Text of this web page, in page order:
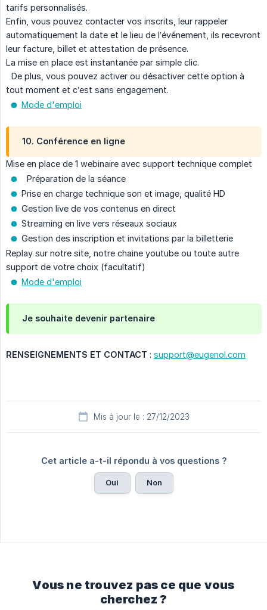
tarifs personnalisés.
Enfin, vous pouvez contacter vos inscrits, leur rappeler
automatiquement la date et le lieu de l’événement, ils recevront
leur facture, billet et attestation de présence.
La mise en place est instantanée par simple clic.
De plus, vous pouvez activer ou désactiver cette option à
tout moment et c’est sans engagement.
Mode d'emploi
10. Conférence en ligne
Mise en place de 1 webinaire avec support technique complet
Préparation de la séance
Prise en charge technique son et image, qualité HD
Gestion live de vos contenus en direct
Streaming en live vers réseaux sociaux
Gestion des inscription et invitations par la billetterie
Replay sur notre site, notre chaine youtube ou toute autre
support de votre choix (facultatif)
Mode d'emploi
Je souhaite devenir partenaire
RENSEIGNEMENTS ET CONTACT : support@eugenol.com
Mis à jour le : 27/12/2023
Cet article a-t-il répondu à vos questions ?
Oui Non
Vous ne trouvez pas ce que vous
cherchez ?